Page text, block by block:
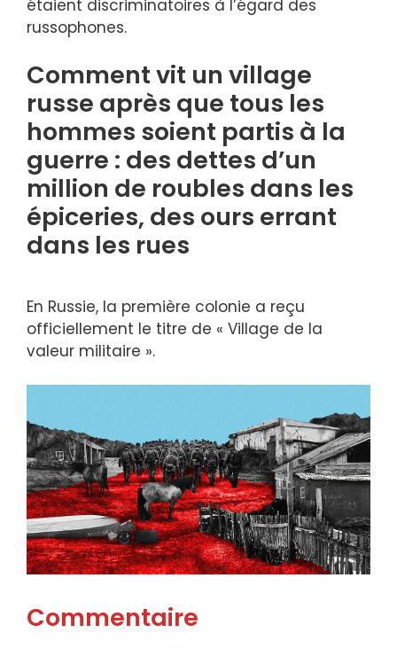
étaient discriminatoires à l’égard des
russophones.
Comment vit un village
russe après que tous les
hommes soient partis à la
guerre : des dettes d’un
million de roubles dans les
épiceries, des ours errant
dans les rues
En Russie, la première colonie a reçu
officiellement le titre de « Village de la
valeur militaire ».
Commentaire